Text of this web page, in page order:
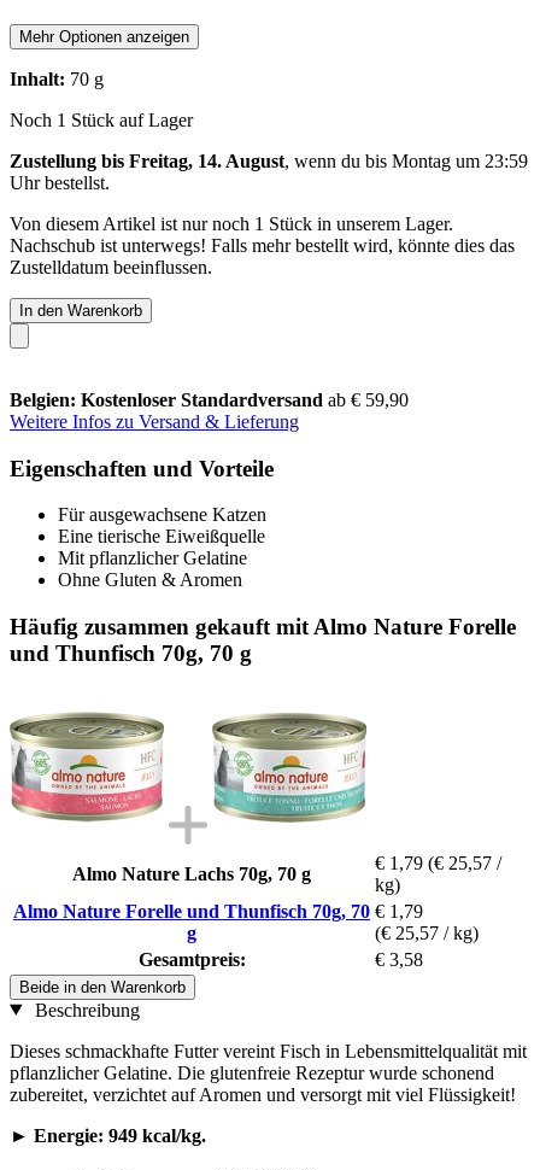
Mehr Optionen anzeigen
Inhalt: 70 g
Noch 1 Stück auf Lager
Zustellung bis Freitag, 14. August, wenn du bis Montag um 23:59
Uhrbestellst.
Von diesem Artikel ist nur noch 1 Stück in unserem Lager.
Nachschub ist unterwegs! Falls mehr bestellt wird, könnte dies das
Zustelldatum beeinflussen.
In den Warenkorb
Belgien: Kostenloser Standardversand ab € 59,90
Weitere Infos zu Versand & Lieferung
Eigenschaften und Vorteile
Für ausgewachsene Katzen
Eine tierische Eiweißquelle
Mit pflanzlicher Gelatine
Ohne Gluten & Aromen
Häufig zusammen gekauft mit Almo Nature Forelle
und Thunfisch 70g, 70 g
Almo Nature Lachs 70g, 70 g
€ 1,79 (€ 25,57 /
kg)
Almo Nature Forelle und Thunfisch 70g, 70
g
€ 1,79
(€ 25,57 / kg)
Gesamtpreis:
€ 3,58
Beide in den Warenkorb
Beschreibung
Dieses schmackhafte Futter vereint Fisch in Lebensmittelqualität mit
pflanzlicher Gelatine. Die glutenfreie Rezeptur wurde schonend
zubereitet, verzichtet auf Aromen und versorgt mit viel Flüssigkeit!
► Energie: 949 kcal/kg.